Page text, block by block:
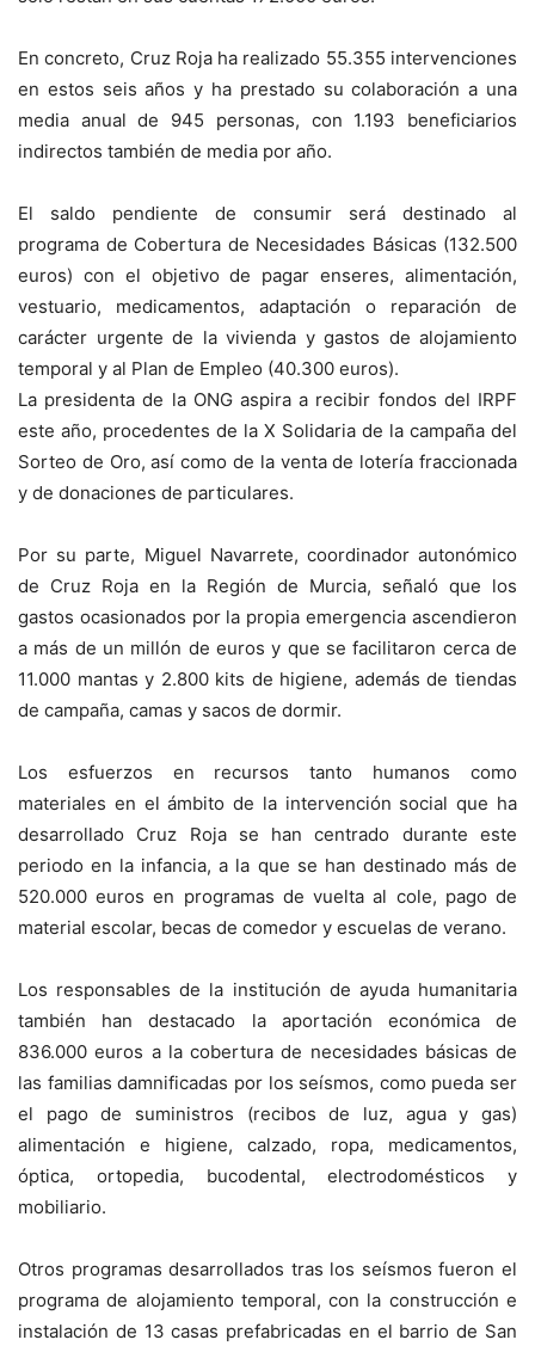
En concreto, Cruz Roja ha realizado 55.355 intervenciones
en estos seis años y ha prestado su colaboración a una
media anual de 945 personas, con 1.193 beneficiarios
indirectos también de media por año.
El saldo pendiente de consumir será destinado al
programa de Cobertura de Necesidades Básicas (132.500
euros) con el objetivo de pagar enseres, alimentación,
vestuario, medicamentos, adaptación o reparación de
carácter urgente de la vivienda y gastos de alojamiento
temporal y al Plan de Empleo (40.300 euros).
La presidenta de la ONG aspira a recibir fondos del IRPF
este año, procedentes de la X Solidaria de la campaña del
Sorteo de Oro, así como de la venta de lotería fraccionada
y de donaciones de particulares.
Por su parte, Miguel Navarrete, coordinador autonómico
de Cruz Roja en la Región de Murcia, señaló que los
gastos ocasionados por la propia emergencia ascendieron
a más de un millón de euros y que se facilitaron cerca de
11.000 mantas y 2.800 kits de higiene, además de tiendas
de campaña, camas y sacos de dormir.
Los esfuerzos en recursos tanto humanos como
materiales en el ámbito de la intervención social que ha
desarrollado Cruz Roja se han centrado durante este
periodo en la infancia, a la que se han destinado más de
520.000 euros en programas de vuelta al cole, pago de
material escolar, becas de comedor y escuelas de verano.
Los responsables de la institución de ayuda humanitaria
también han destacado la aportación económica de
836.000 euros a la cobertura de necesidades básicas de
las familias damnificadas por los seísmos, como pueda ser
el pago de suministros (recibos de luz, agua y gas)
alimentación e higiene, calzado, ropa, medicamentos,
óptica, ortopedia, bucodental, electrodomésticos y
mobiliario.
Otros programas desarrollados tras los seísmos fueron el
programa de alojamiento temporal, con la construcción e
instalación de 13 casas prefabricadas en el barrio de San